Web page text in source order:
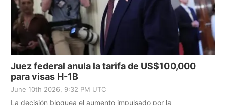
Juez federal anula la tarifa de US$100,000
para visas H-1B
June 10th 2026, 9:32 PM UTC
La decisión bloquea el aumento impulsado por la